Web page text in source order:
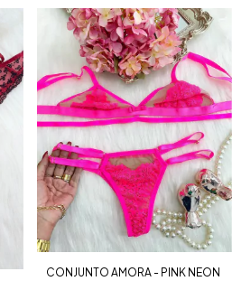
CONJUNTO AMORA - PINK NEON